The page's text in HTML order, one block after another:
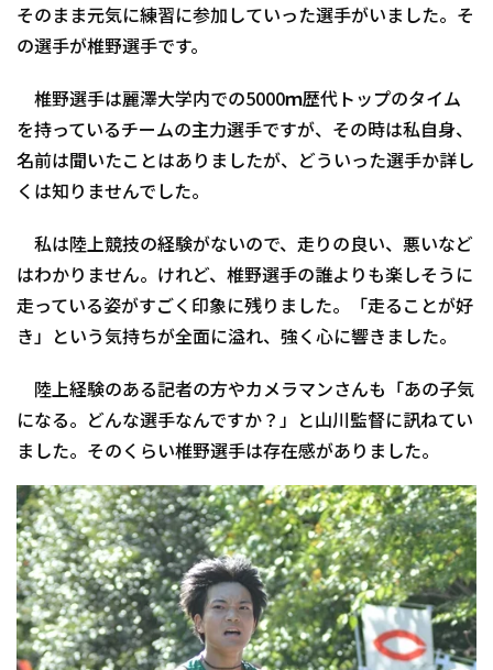
そのまま元気に練習に参加していった選手がいました。そ
の選手が椎野選手です。
椎野選手は麗澤大学内での5000ｍ歴代トップのタイム
を持っているチームの主力選手ですが、その時は私自身、
名前は聞いたことはありましたが、どういった選手か詳し
くは知りませんでした。
私は陸上競技の経験がないので、走りの良い、悪いなど
はわかりません。けれど、椎野選手の誰よりも楽しそうに
走っている姿がすごく印象に残りました。「走ることが好
き」という気持ちが全面に溢れ、強く心に響きました。
陸上経験のある記者の方やカメラマンさんも「あの子気
になる。どんな選手なんですか？」と山川監督に訊ねてい
ました。そのくらい椎野選手は存在感がありました。